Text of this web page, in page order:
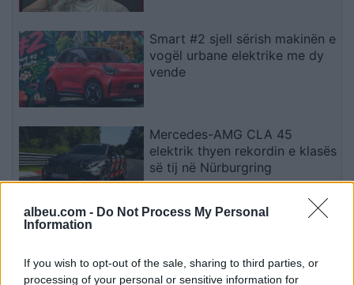
albeu.com - Do Not Process My Personal
Information
If you wish to opt-out of the sale, sharing to third parties, or
processing of your personal or sensitive information for
Smart #2 sjell sërish makinën e
vogël urbane elektrike me dy
vende
Mercedes-AMG CLA 45
elektrik thyen rekordin e klasës
së tij në Nürburgring
në motin hapësinor dhe Tokë